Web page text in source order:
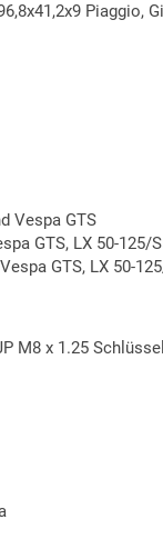
Piaggio,
Vespa GTS
GTS, LX 50-125/
GTS, LX 50-
M8 x 1.25